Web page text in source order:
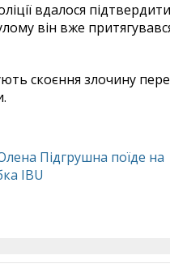
вдалося
він вже
скоєння злочину
Підгрушна поїде на
IBU